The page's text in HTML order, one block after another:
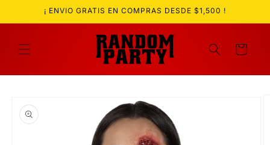
directamente
al contenido
¡ ENVIO GRATIS EN COMPRAS DESDE $1,500 !
Carrito
información
del producto